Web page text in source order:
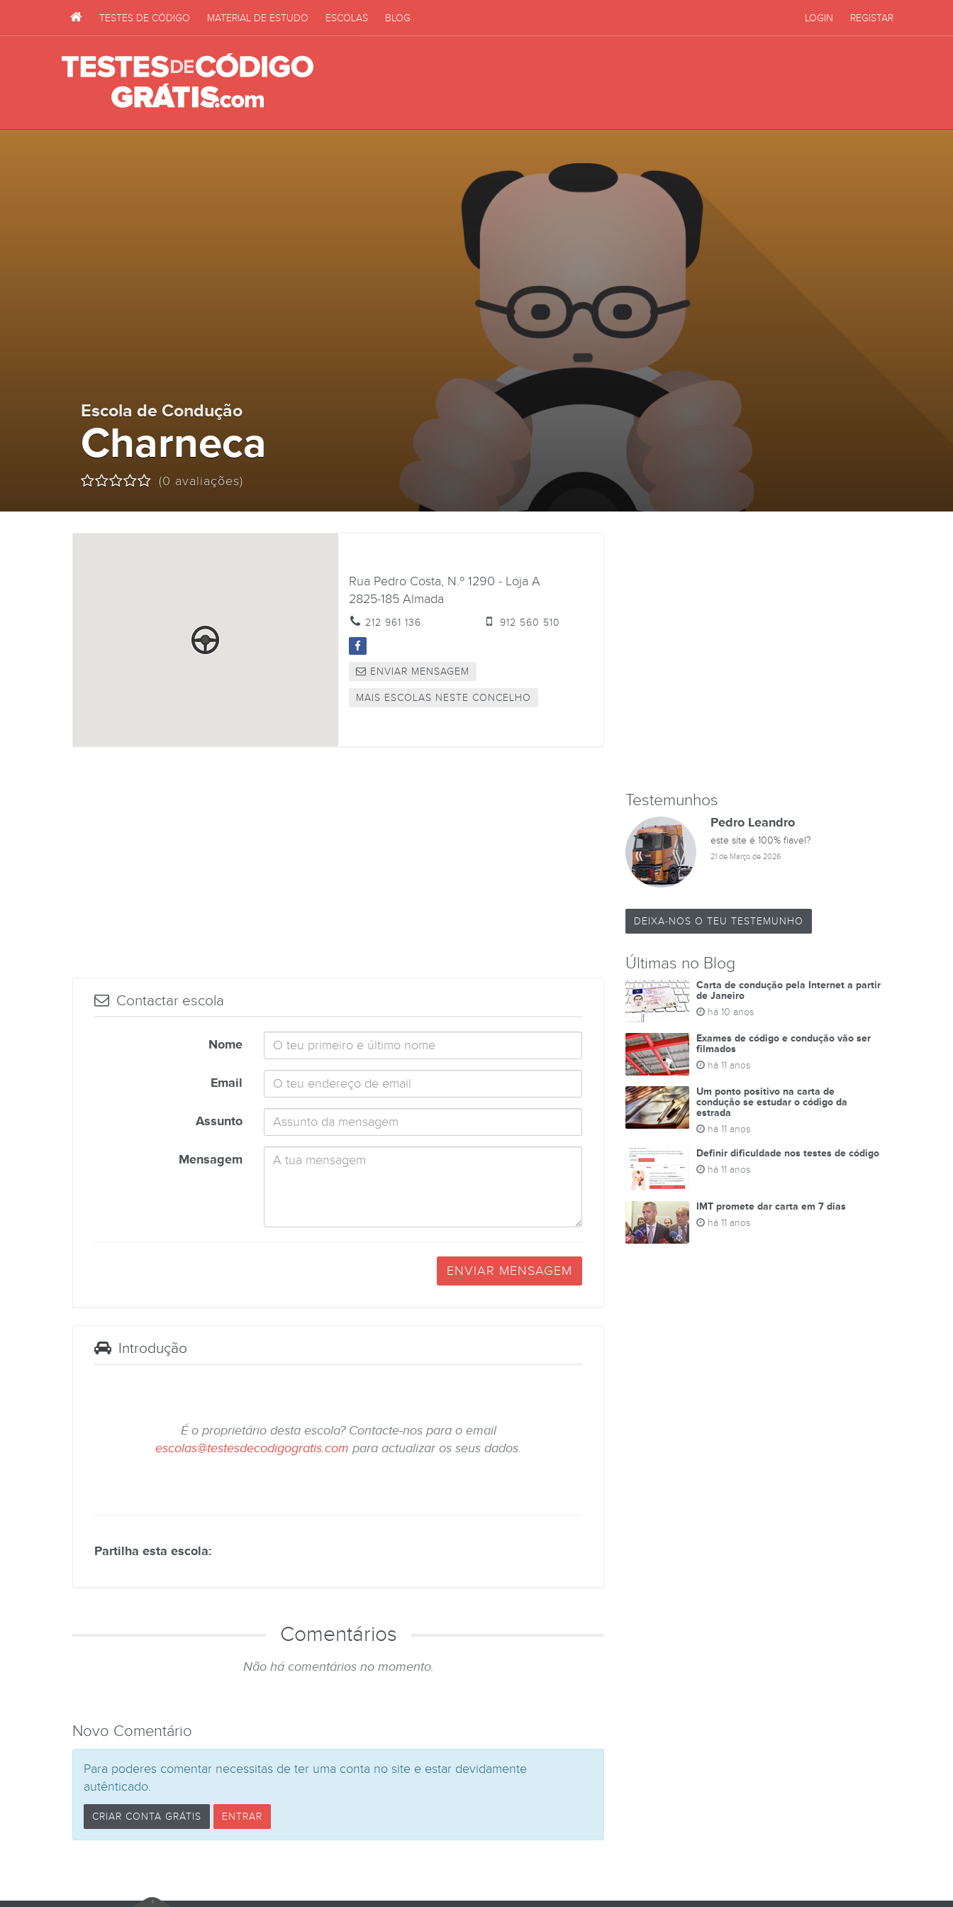
TESTES DE CÓDIGO MATERIAL DE ESTUDO ESCOLAS BLOG LOGIN REGISTAR
Escola de Condução
Charneca
(0 avaliações)
Rua Pedro Costa, N.º 1290 - Loja A
2825-185 Almada
212 961 136 912 560 510
ENVIAR MENSAGEM
MAIS ESCOLAS NESTE CONCELHO
Contactar escola
Nome
Email
Assunto
Mensagem
ENVIAR MENSAGEM
Introdução
É o proprietário desta escola? Contacte-nos para o email
escolas@testesdecodigogratis.com para actualizar os seus dados.
Partilha esta escola:
Comentários
Não há comentários no momento.
Novo Comentário
Para poderes comentar necessitas de ter uma conta no site e estar devidamente
autênticado.
CRIAR CONTA GRÁTIS ENTRAR
Testemunhos
Pedro Leandro
este site é 100% fiavel?
21 de Março de 2026
DEIXA-NOS O TEU TESTEMUNHO
Últimas no Blog
Carta de condução pela Internet a partir
de Janeiro
há 10 anos
Exames de código e condução vão ser
filmados
há 11 anos
Um ponto positivo na carta de
condução se estudar o código da
estrada
há 11 anos
Definir dificuldade nos testes de código
há 11 anos
IMT promete dar carta em 7 dias
há 11 anos